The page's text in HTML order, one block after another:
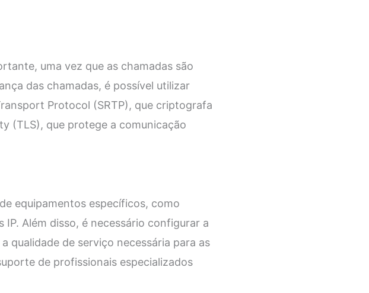
uma vez que as chamadas são
das chamadas, é possível utilizar
Protocol (SRTP), que criptografa
(TLS), que protege a comunicação
equipamentos específicos, como
Além disso, é necessário configurar a
qualidade de serviço necessária para as
de profissionais especializados